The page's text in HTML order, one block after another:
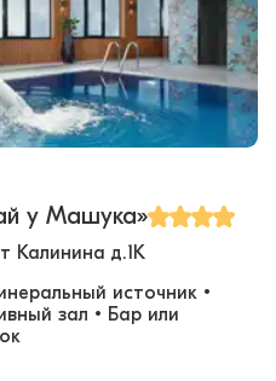
у Машука»
Калинина д.1К
источник •
зал • Бар или